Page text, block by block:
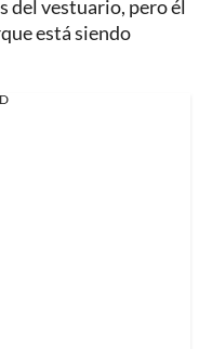
del vestuario, pero él
está siendo